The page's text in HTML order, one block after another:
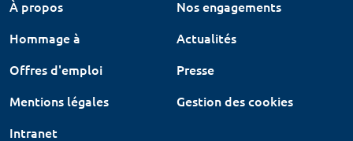
À propos
Nos engagements
Hommage à
Actualités
Offres d'emploi
Presse
Mentions légales
Gestion des cookies
Intranet